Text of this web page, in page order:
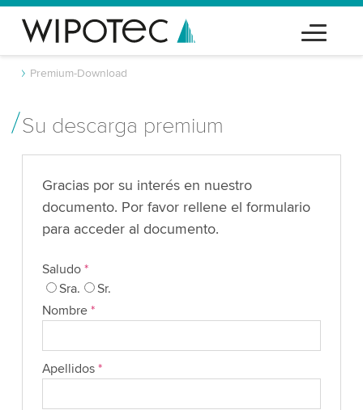
Premium-Download
Su descarga premium
Gracias por su interés en nuestro
documento. Por favor rellene el formulario
para acceder al documento.
Saludo *
Sra.
Sr.
Nombre *
Apellidos *